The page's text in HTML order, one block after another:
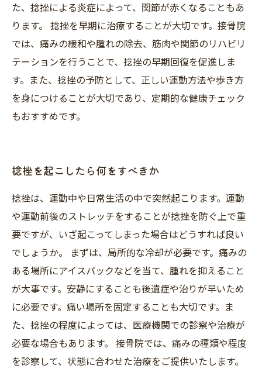
た、捻挫による炎症によって、関節が赤くなることもあ
ります。 捻挫を早期に治療することが大切です。接骨院
では、痛みの緩和や腫れの除去、筋肉や関節のリハビリ
テーションを行うことで、捻挫の早期回復を促進しま
す。また、捻挫の予防として、正しい運動方法や歩き方
を身につけることが大切であり、定期的な健康チェック
もおすすめです。
捻挫を起こしたら何をすべきか
捻挫は、運動中や日常生活の中で突然起こります。運動
や運動前後のストレッチをすることが捻挫を防ぐ上で重
要ですが、いざ起こってしまった場合はどうすれば良い
でしょうか。 まずは、局所的な冷却が必要です。痛みの
ある場所にアイスパックなどを当て、腫れを抑えること
が大事です。安静にすることも後遺症や治りが早いため
に必要です。痛い場所を固定することも大切です。ま
た、捻挫の程度によっては、医療機関での診察や治療が
必要な場合もあります。 接骨院では、痛みの種類や程度
を診察して、状態に合わせた治療をご提供いたします。